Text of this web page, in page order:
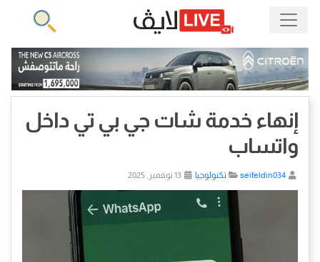
إنهاء خدمة شات جي بي تي داخل
واتساب
seifeldin034 تكنولوجيا